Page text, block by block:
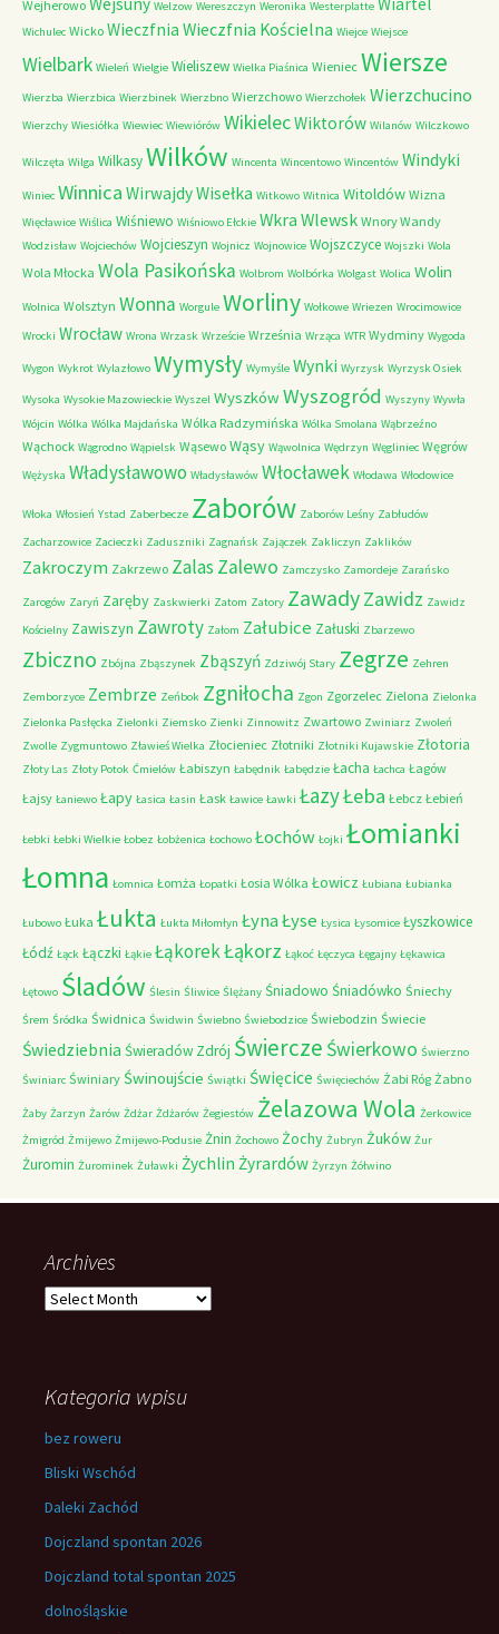
Wejherowo Welzow Wereszczyn Weronika Westerplatte
Wichulec Wicko Wieczfnia Wieczfnia Kościelna Wiejce Wiejsce
Wielbark Wieleń Wielgie Wieliszew Wielka Piaśnica Wieniec Wiersze
Wierzba Wierzbica Wierzbinek Wierzbno Wierzchowo Wierzchołek Wierzchucino
Wierzchy Wiesiółka Wiewiec Wiewiórów WikielecWiktorów Wilanów Wilczkowo
Wilczęta Wilga WilkasyWilków Wincenta Wincentowo Wincentów Windyki
Winiec Winnica WirwajdyWisełka Witkowo Witnica Witoldów Wizna
Więcławice Wiślica Wiśniewo Wiśniowo Ełckie Wkra Wlewsk Wnory Wandy
Wodzisław Wojciechów Wojcieszyn Wojnicz Wojnowice Wojszczyce Wojszki Wola
Wola Młocka Wola Pasikońska Wolbrom Wolbórka Wolgast Wolica Wolin
Wolnica Wolsztyn Wonna Worgule Worliny Wołkowe Wriezen Wrocimowice
Wrocki Wrocław Wrona Wrzask Wrzeście Września Wrząca WTR Wydminy Wygoda
Wygon Wykrot Wylazłowo Wymysły Wymyśle Wynki Wyrzysk Wyrzysk Osiek
Wysoka Wysokie Mazowieckie Wyszel WyszkówWyszogród Wyszyny Wywła
Wójcin Wólka Wólka Majdańska Wólka Radzymińska Wólka Smolana Wąbrzeźno
Wąchock Wągrodno Wąpielsk Wąsewo Wąsy Wąwolnica Wędrzyn Węgliniec Węgrów
Wężyska Władysławowo Władysławów Włocławek Włodawa Włodowice
Włoka Włosień Ystad Zaberbecze Zaborów Zaborów Leśny Zabłudów
Zacharzowice Zacieczki Zaduszniki Zagnańsk Zajączek Zakliczyn Zaklików
Zakroczym Zakrzewo ZalasZalewo Zamczysko Zamordeje Zarańsko
Zarogów Zaryń Zaręby Zaskwierki Zatom Zatory ZawadyZawidz Zawidz
Kościelny Zawiszyn Zawroty Załom Załubice Załuski Zbarzewo
Zbiczno Zbójna Zbąszynek Zbąszyń Zdziwój Stary Zegrze Zehren
Zemborzyce Zembrze Zeńbok Zgniłocha Zgon Zgorzelec Zielona Zielonka
Zielonka Pasłęcka Zielonki Ziemsko Zienki Zinnowitz Zwartowo Zwiniarz Zwoleń
Zwolle Zygmuntowo Zławieś Wielka Złocieniec Złotniki Złotniki Kujawskie Złotoria
Złoty Las Złoty Potok Ćmielów Łabiszyn Łabędnik Łabędzie Łacha Łachca Łagów
Łajsy Łaniewo Łapy Łasica Łasin Łask Ławice Ławki ŁazyŁeba Łebcz Łebień
Łebki Łebki Wielkie Łobez Łobżenica Łochowo Łochów Łojki Łomianki
Łomna Łomnica Łomża Łopatki Łosia Wólka Łowicz Łubiana Łubianka
Łubowo Łuka Łukta Łukta Miłomłyn ŁynaŁyse Łysica Łysomice Łyszkowice
Łódź Łąck Łączki Łąkie ŁąkorekŁąkorz Łąkoć Łęczyca Łęgajny Łękawica
Łętowo Śladów Ślesin Śliwice Ślężany Śniadowo Śniadówko Śniechy
Śrem Śródka Świdnica Świdwin Świebno Świebodzice Świebodzin Świecie
Świedziebnia Świeradów Zdrój Świercze Świerkowo Świerzno
Świniarc Świniary Świnoujście Świątki Święcice Święciechów Żabi Róg Żabno
Żaby Żarzyn Żarów Żdżar Żdżarów Żegiestów Żelazowa Wola Żerkowice
Żmigród Żmijewo Żmijewo-Podusie Żnin Żochowo Żochy Żubryn Żuków Żur
Żuromin Żurominek Żuławki Żychlin Żyrardów Żyrzyn Żółwino
Archives
Archives
Kategoria wpisu
bez roweru
Bliski Wschód
Daleki Zachód
Dojczland spontan 2026
Dojczland total spontan 2025
dolnośląskie